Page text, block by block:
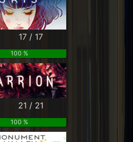
17 / 17
100 %
21 / 21
100 %